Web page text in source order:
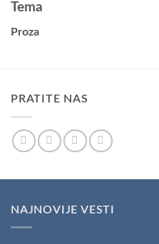
Tema
Proza
PRATITE NAS
NAJNOVIJE VESTI